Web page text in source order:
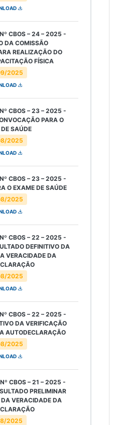
2025
CBOS – 24 – 2025 -
DA COMISSÃO
REALIZAÇÃO DO
FÍSICA
2025
CBOS – 23 – 2025 -
PARA O
SAÚDE
2025
CBOS – 23 – 2025 -
O EXAME DE SAÚDE
2025
CBOS – 22 – 2025 -
DEFINITIVO DA
VERACIDADE DA
2025
CBOS – 22 – 2025 -
DA VERIFICAÇÃO
AUTODECLARAÇÃO
2025
CBOS – 21 – 2025 -
PRELIMINAR
VERACIDADE DA